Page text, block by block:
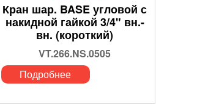
Кран шар. BASE угловой с
накидной гайкой 3/4" вн.-
вн. (короткий)
VT.266.NS.0505
Подробнее